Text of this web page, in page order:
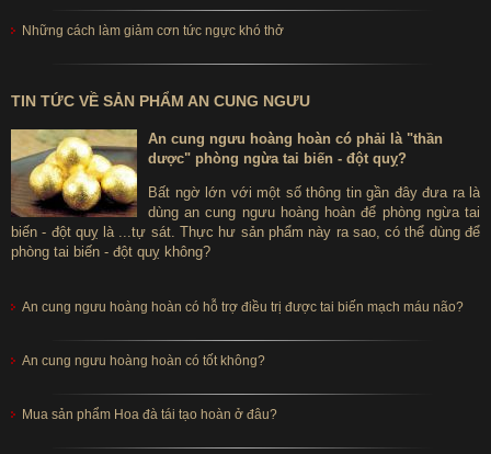
Những cách làm giảm cơn tức ngực khó thở
TIN TỨC VỀ SẢN PHẨM AN CUNG NGƯU
An cung ngưu hoàng hoàn có phải là "thần
dược" phòng ngừa tai biến - đột quỵ?
Bất ngờ lớn với một số thông tin gần đây đưa ra là
dùng an cung ngưu hoàng hoàn để phòng ngừa tai
biến - đột quỵ là ...tự sát. Thực hư sản phẩm này ra sao, có thể dùng để
phòng tai biến - đột quỵ không?
An cung ngưu hoàng hoàn có hỗ trợ điều trị được tai biến mạch máu não?
An cung ngưu hoàng hoàn có tốt không?
Mua sản phẩm Hoa đà tái tạo hoàn ở đâu?